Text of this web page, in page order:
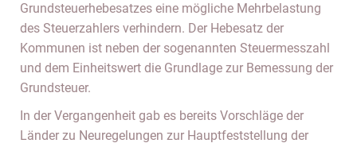
Grundsteuerhebesatzes eine mögliche Mehrbelastung
des Steuerzahlers verhindern. Der Hebesatz der
Kommunen ist neben der sogenannten Steuermesszahl
und dem Einheitswert die Grundlage zur Bemessung der
Grundsteuer.
In der Vergangenheit gab es bereits Vorschläge der
Länder zu Neuregelungen zur Hauptfeststellung der